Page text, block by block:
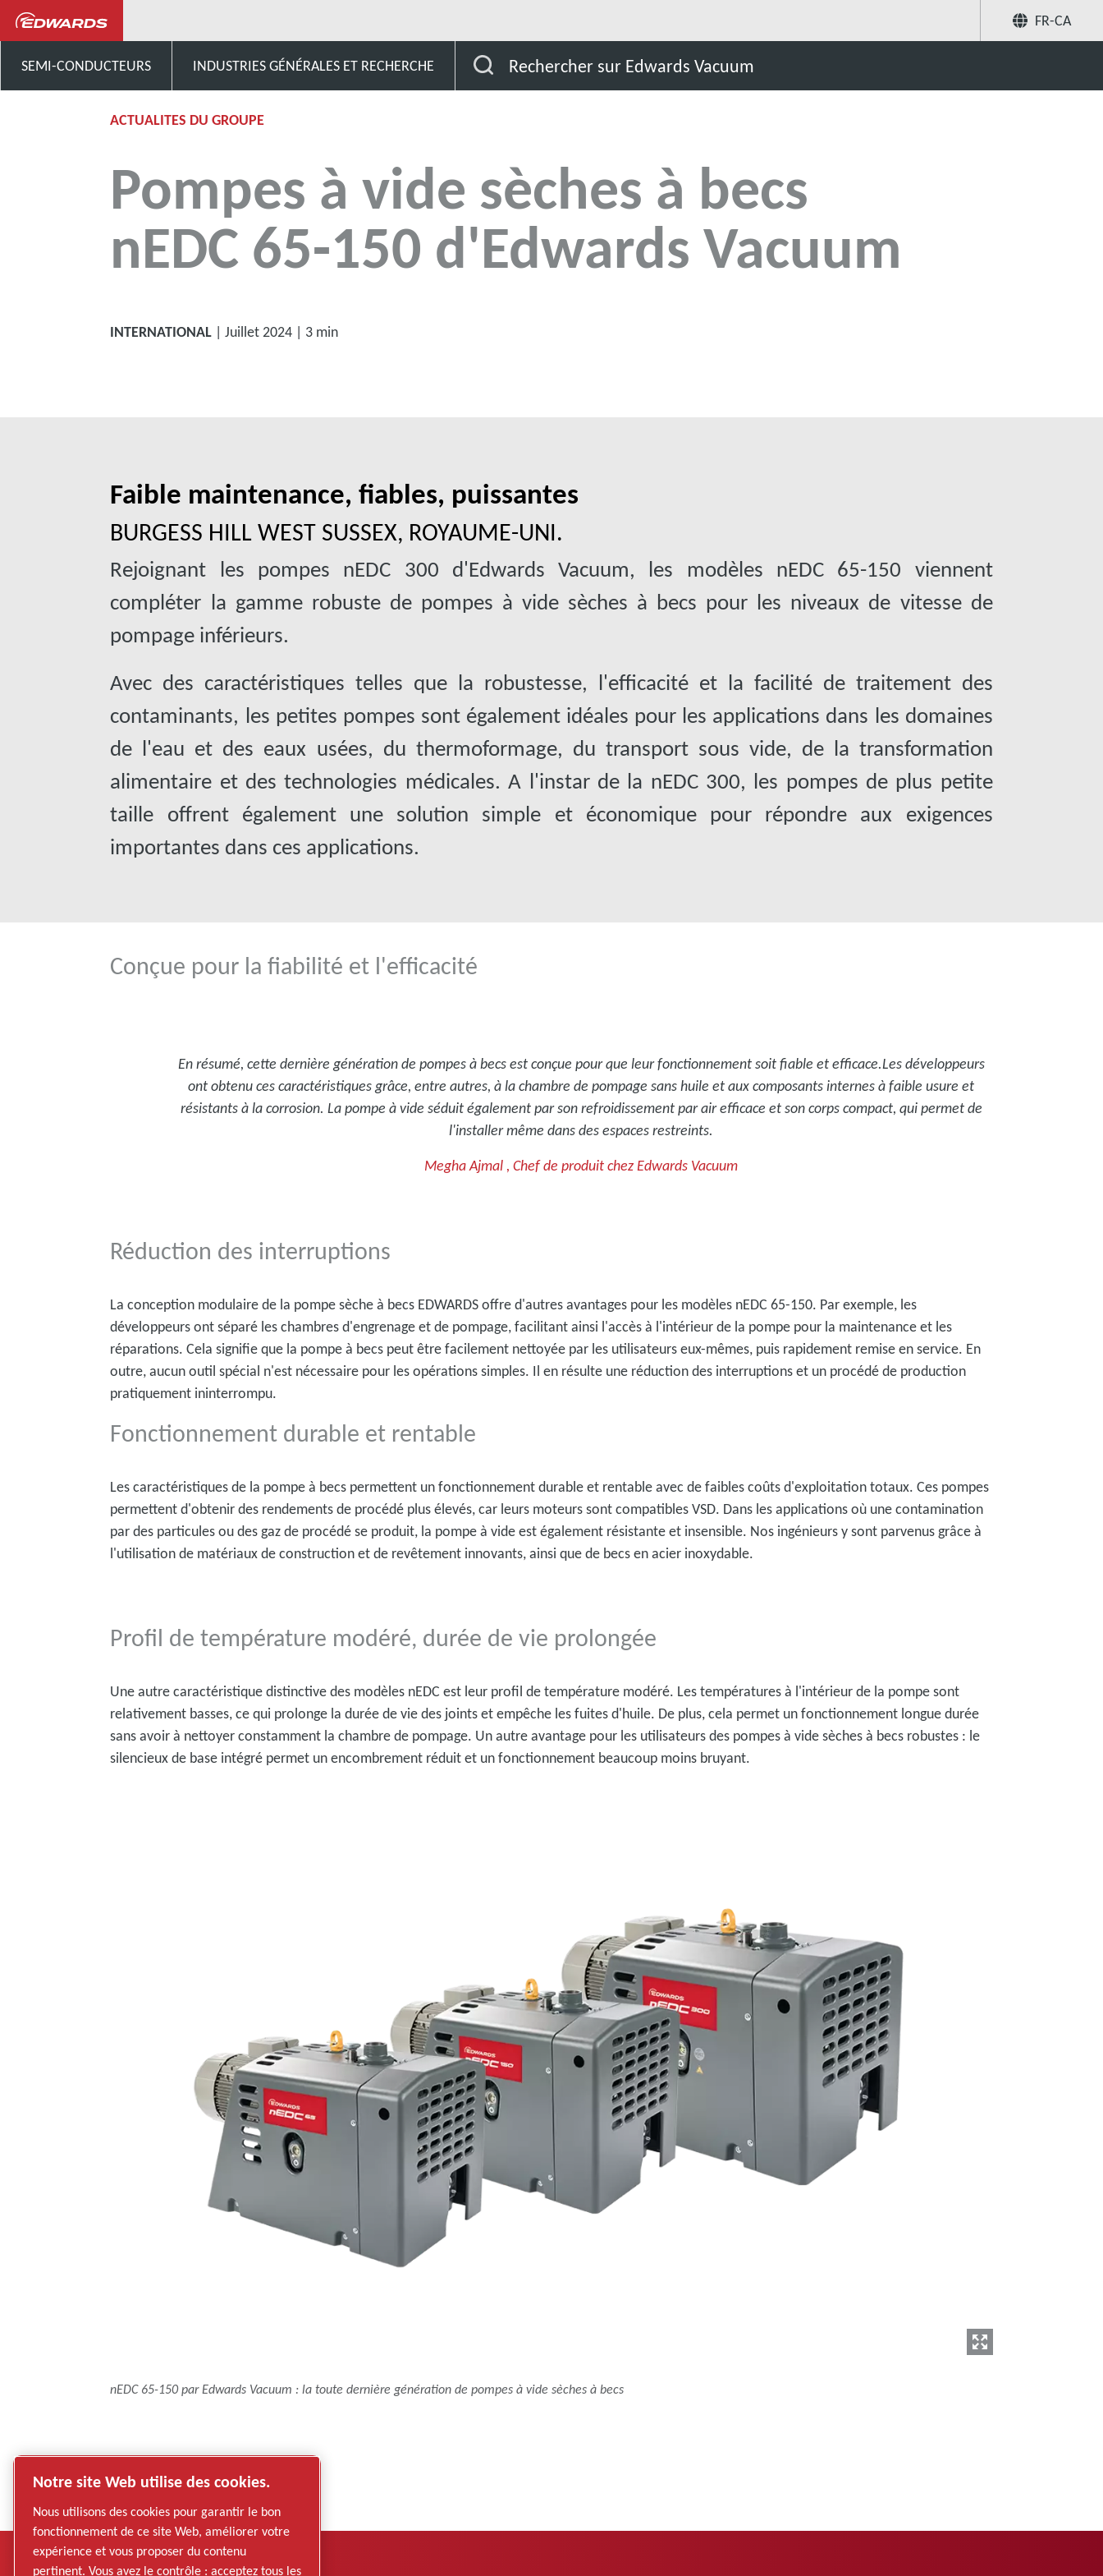
FR-CA
SEMI-CONDUCTEURS INDUSTRIES GÉNÉRALES ET RECHERCHE Rechercher sur Edwards Vacuum
ACTUALITES DU GROUPE
Pompes à vide sèches à becs
nEDC 65-150 d'Edwards Vacuum
INTERNATIONAL | Juillet 2024 | 3 min
Faible maintenance, fiables, puissantes
BURGESS HILL WEST SUSSEX, ROYAUME-UNI.
Rejoignant les pompes nEDC 300 d'Edwards Vacuum, les modèles nEDC 65-150 viennent
compléter la gamme robuste de pompes à vide sèches à becs pour les niveaux de vitesse de
pompage inférieurs.
Avec des caractéristiques telles que la robustesse, l'efficacité et la facilité de traitement des
contaminants, les petites pompes sont également idéales pour les applications dans les domaines
de l'eau et des eaux usées, du thermoformage, du transport sous vide, de la transformation
alimentaire et des technologies médicales. A l'instar de la nEDC 300, les pompes de plus petite
taille offrent également une solution simple et économique pour répondre aux exigences
importantes dans ces applications.
Conçue pour la fiabilité et l'efficacité
En résumé, cette dernière génération de pompes à becs est conçue pour que leur fonctionnement soit fiable et efficace.Les développeurs
ont obtenu ces caractéristiques grâce, entre autres, à la chambre de pompage sans huile et aux composants internes à faible usure et
résistants à la corrosion. La pompe à vide séduit également par son refroidissement par air efficace et son corps compact, qui permet de
l'installer même dans des espaces restreints.
Megha Ajmal , Chef de produit chez Edwards Vacuum
Réduction des interruptions
La conception modulaire de la pompe sèche à becs EDWARDS offre d'autres avantages pour les modèles nEDC 65-150. Par exemple, les
développeurs ont séparé les chambres d'engrenage et de pompage, facilitant ainsi l'accès à l'intérieur de la pompe pour la maintenance et les
réparations. Cela signifie que la pompe à becs peut être facilement nettoyée par les utilisateurs eux-mêmes, puis rapidement remise en service. En
outre, aucun outil spécial n'est nécessaire pour les opérations simples. Il en résulte une réduction des interruptions et un procédé de production
pratiquement ininterrompu.
Fonctionnement durable et rentable
Les caractéristiques de la pompe à becs permettent un fonctionnement durable et rentable avec de faibles coûts d'exploitation totaux. Ces pompes
permettent d'obtenir des rendements de procédé plus élevés, car leurs moteurs sont compatibles VSD. Dans les applications où une contamination
par des particules ou des gaz de procédé se produit, la pompe à vide est également résistante et insensible. Nos ingénieurs y sont parvenus grâce à
l'utilisation de matériaux de construction et de revêtement innovants, ainsi que de becs en acier inoxydable.
Profil de température modéré, durée de vie prolongée
Une autre caractéristique distinctive des modèles nEDC est leur profil de température modéré. Les températures à l'intérieur de la pompe sont
relativement basses, ce qui prolonge la durée de vie des joints et empêche les fuites d'huile. De plus, cela permet un fonctionnement longue durée
sans avoir à nettoyer constamment la chambre de pompage. Un autre avantage pour les utilisateurs des pompes à vide sèches à becs robustes : le
silencieux de base intégré permet un encombrement réduit et un fonctionnement beaucoup moins bruyant.
nEDC 65-150 par Edwards Vacuum : la toute dernière génération de pompes à vide sèches à becs
Notre site Web utilise des cookies.
Nous utilisons des cookies pour garantir le bon
fonctionnement de ce site Web, améliorer votre
expérience et vous proposer du contenu
pertinent. Vous avez le contrôle : acceptez tous les